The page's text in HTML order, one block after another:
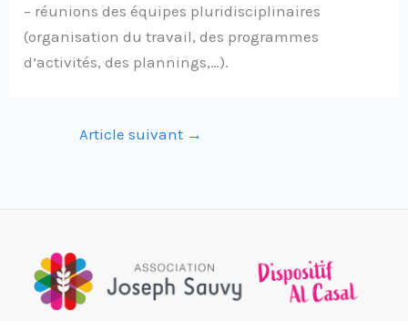
– réunions des équipes pluridisciplinaires
(organisation du travail, des programmes
d’activités, des plannings,…).
Article suivant →